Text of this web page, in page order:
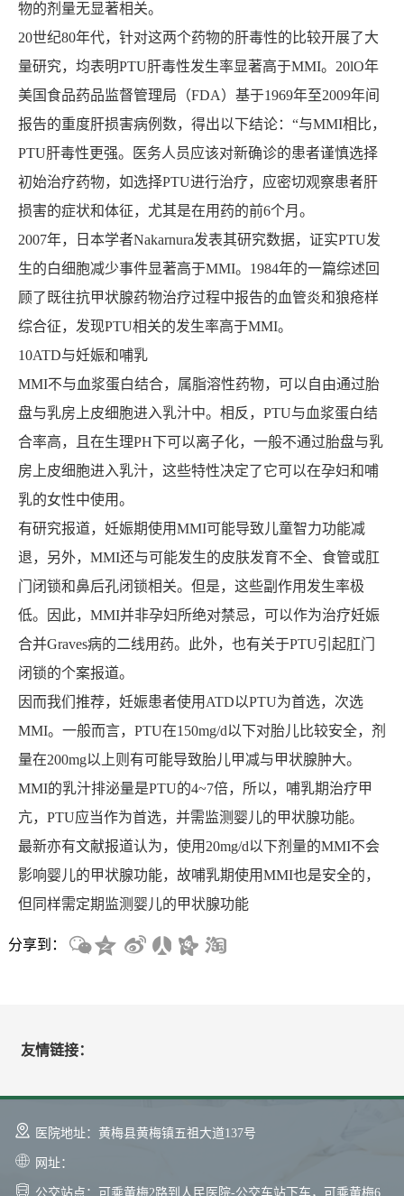
物的剂量无显著相关。
20世纪80年代，针对这两个药物的肝毒性的比较开展了大
量研究，均表明PTU肝毒性发生率显著高于MMI。20lO年
美国食品药品监督管理局（FDA）基于1969年至2009年间
报告的重度肝损害病例数，得出以下结论：“与MMI相比，
PTU肝毒性更强。医务人员应该对新确诊的患者谨慎选择
初始治疗药物，如选择PTU进行治疗，应密切观察患者肝
损害的症状和体征，尤其是在用药的前6个月。
2007年，日本学者Nakarnura发表其研究数据，证实PTU发
生的白细胞减少事件显著高于MMI。1984年的一篇综述回
顾了既往抗甲状腺药物治疗过程中报告的血管炎和狼疮样
综合征，发现PTU相关的发生率高于MMI。
10ATD与妊娠和哺乳
MMI不与血浆蛋白结合，属脂溶性药物，可以自由通过胎
盘与乳房上皮细胞进入乳汁中。相反，PTU与血浆蛋白结
合率高，且在生理PH下可以离子化，一般不通过胎盘与乳
房上皮细胞进入乳汁，这些特性决定了它可以在孕妇和哺
乳的女性中使用。
有研究报道，妊娠期使用MMI可能导致儿童智力功能减
退，另外，MMI还与可能发生的皮肤发育不全、食管或肛
门闭锁和鼻后孔闭锁相关。但是，这些副作用发生率极
低。因此，MMI并非孕妇所绝对禁忌，可以作为治疗妊娠
合并Graves病的二线用药。此外，也有关于PTU引起肛门
闭锁的个案报道。
因而我们推荐，妊娠患者使用ATD以PTU为首选，次选
MMI。一般而言，PTU在150mg/d以下对胎儿比较安全，剂
量在200mg以上则有可能导致胎儿甲减与甲状腺肿大。
MMI的乳汁排泌量是PTU的4~7倍，所以，哺乳期治疗甲
亢，PTU应当作为首选，并需监测婴儿的甲状腺功能。
最新亦有文献报道认为，使用20mg/d以下剂量的MMI不会
影响婴儿的甲状腺功能，故哺乳期使用MMI也是安全的，
但同样需定期监测婴儿的甲状腺功能
分享到：
友情链接：
医院地址：黄梅县黄梅镇五祖大道137号
网址：
公交站点：可乘黄梅2路到人民医院-公交车站下车，可乘黄梅6